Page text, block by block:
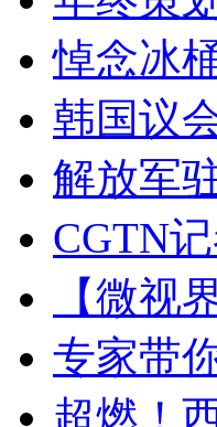
悼念冰
韩国议
解放军
CGTN
【微视
专家带
超燃！